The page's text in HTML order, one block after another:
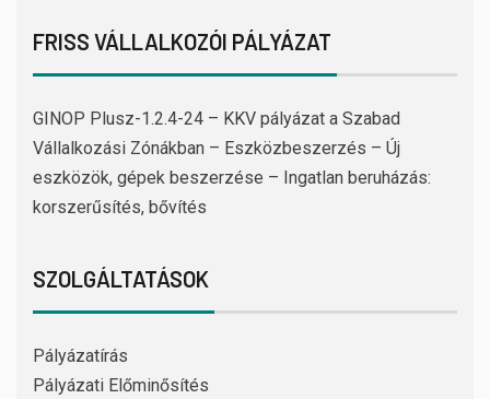
FRISS VÁLLALKOZÓI PÁLYÁZAT
GINOP Plusz-1.2.4-24 – KKV pályázat a Szabad
Vállalkozási Zónákban – Eszközbeszerzés – Új
eszközök, gépek beszerzése – Ingatlan beruházás:
korszerűsítés, bővítés
SZOLGÁLTATÁSOK
Pályázatírás
Pályázati Előminősítés